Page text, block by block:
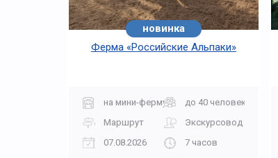
новинка
Ферма «Российские Альпаки»
на мини-ферму
до 40 человек
Маршрут
Экскурсовод
07.08.2026
7 часов